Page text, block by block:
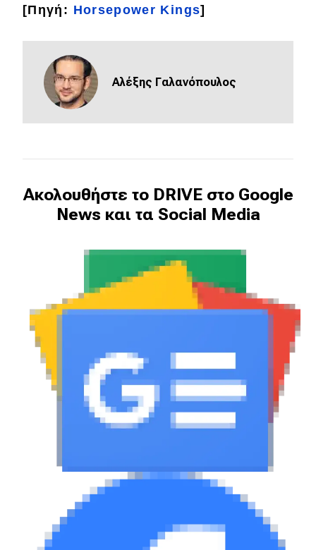
Τεχνολογία
Mobility
Σταθμοί φόρτισης
Classic
Μεταχειρισμένο
Οδηγός αγοράς
Συμβουλές
Χρηστικά
Οδική βοήθεια
[Πηγή: Horsepower Kings]
Αλέξης Γαλανόπουλος
Ακολουθήστε το DRIVE στο Google
News και τα Social Media